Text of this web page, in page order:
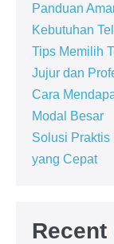
Panduan
Kebutuhan
Tips Memilih
Jujur dan
Cara
Modal Besar
Solusi Praktis
yang Cepat
Recent